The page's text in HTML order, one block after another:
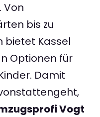
Von
bis zu
bietet Kassel
Optionen für
Damit
Vogt